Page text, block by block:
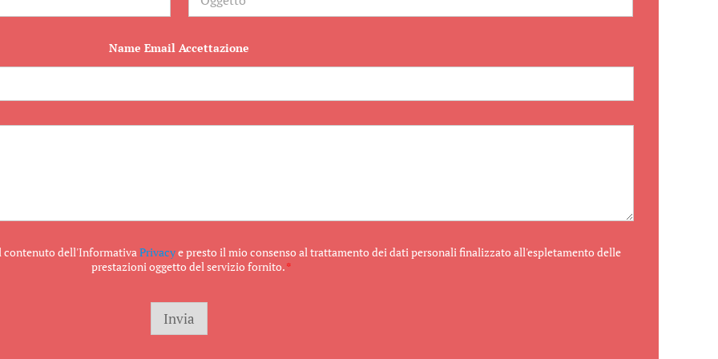
g
t
t
o
Name Email Accettazione
contenuto dell'InformativaPrivacye presto il mio consenso al trattamento dei dati personali finalizzato all'espletamento delle
prestazioni oggetto del servizio fornito.*
Invia